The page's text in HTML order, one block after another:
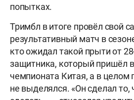
попытках.
Тримбл в итоге провёл свой
результативный матч в
кто ожидал такой прыти от
защитника, который пришёл
чемпионата Китая, а в целом
не выделялся. «Он сделал